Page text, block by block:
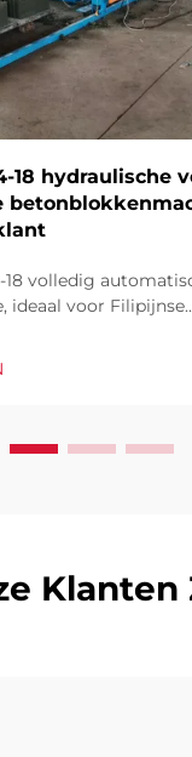
18 hydraulische
18 volledig
ideaal voor Filipijnse
automatisering.
Klanten